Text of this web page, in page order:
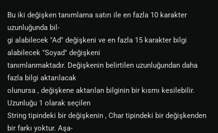
Bu iki değişken tanımlama satırı ile en fazla 10 karakter
uzunluğunda bil-
gi alabilecek "Ad" değişkeni ve en fazla 15 karakter bilgi
alabilecek "Soyad" değişkeni
tanımlanmaktadır. Değişkenin belirtilen uzunluğundan daha
fazla bilgi aktarılacak
olunursa , değişkene aktarılan bilginin bir kısmı kesilebilir.
Uzunluğu 1 olarak seçilen
String tipindeki bir değişkenin , Char tipindeki bir değişkenden
bir farkı yoktur. Aşa-